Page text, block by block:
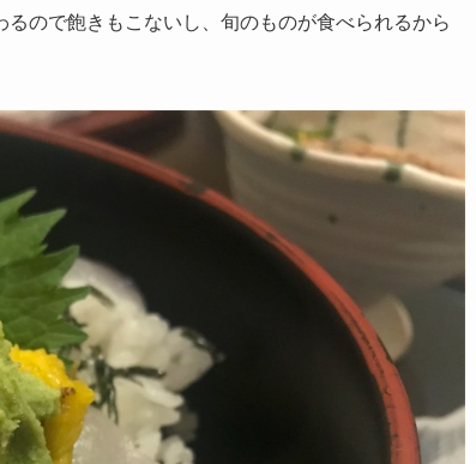
ので飽きもこないし、旬のものが食べられるから